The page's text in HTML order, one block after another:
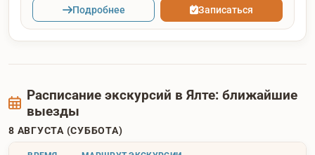
Подробнее Записаться
Расписание экскурсий в Ялте: ближайшие
выезды
8 АВГУСТА (СУББОТА)